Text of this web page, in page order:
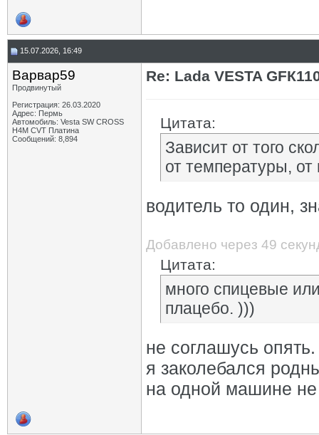
15.07.2026, 16:49
Варвар59
Продвинутый
Регистрация: 26.03.2020
Адрес: Пермь
Автомобиль: Vesta SW CROSS
H4M CVT Платина
Сообщений: 8,894
Re: Lada VESTA
Цитата:
Зависит от того
от температуры, от
водитель то один,
Добавлено через 49
Цитата:
много спицевые
плацебо. )))
не соглашусь опять.
я заколебался
на одной машине не